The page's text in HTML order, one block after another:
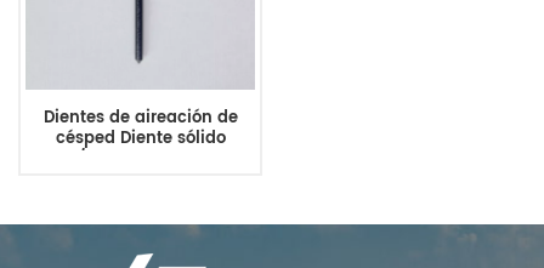
Dientes de aireación de
césped Diente sólido